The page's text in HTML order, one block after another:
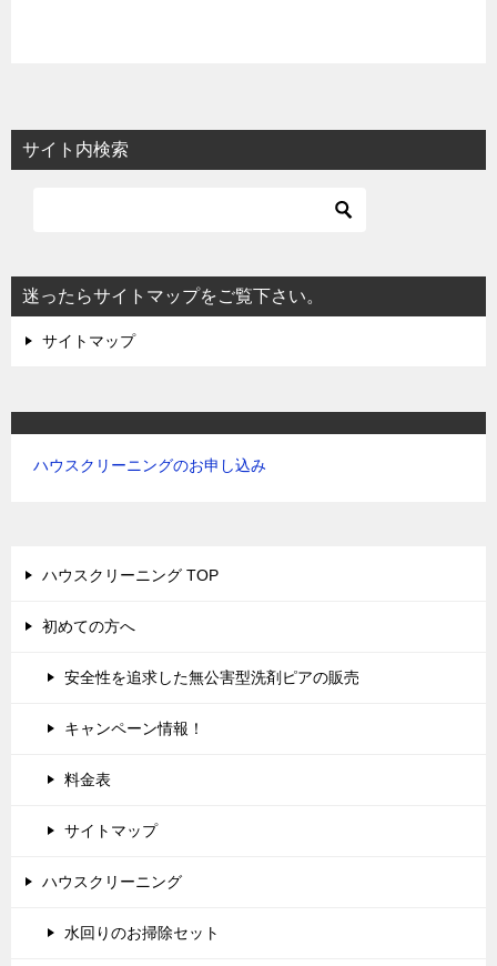
サイト内検索
迷ったらサイトマップをご覧下さい。
サイトマップ
ハウスクリーニングのお申し込み
ハウスクリーニング TOP
初めての方へ
安全性を追求した無公害型洗剤ピアの販売
キャンペーン情報！
料金表
サイトマップ
ハウスクリーニング
水回りのお掃除セット